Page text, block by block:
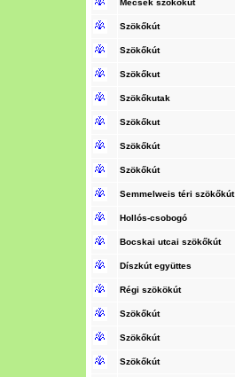
Mecsek szökőkút
Szökőkút
Szökőkút
Szökőkut
Szökőkutak
Szökőkut
Szökőkút
Szökőkút
Semmelweis téri szökőkút
Hollós-csobogó
Bocskai utcai szökőkút
Díszkút együttes
Régi szökökút
Szökőkút
Szökőkút
Szökőkút